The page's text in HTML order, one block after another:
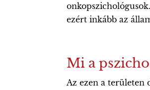
ezért inkább az
Mi a
Az ezen a területen